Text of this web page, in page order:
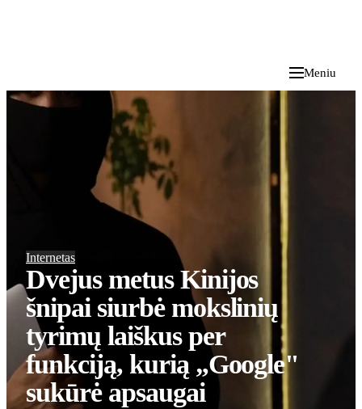
Meniu
Internetas
Dvejus metus Kinijos
šnipai siurbė mokslinių
tyrimų laiškus per
funkciją, kurią „Google"
sukūrė apsaugai